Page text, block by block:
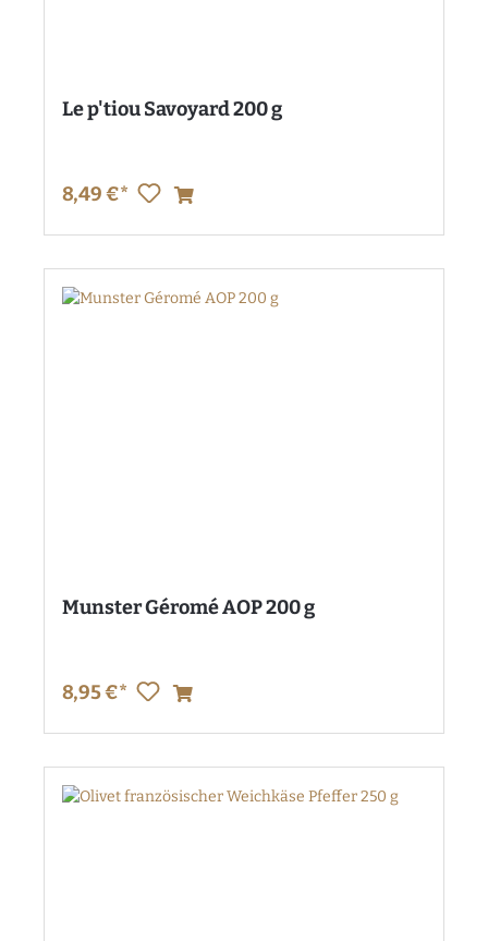
Le p'tiou Savoyard 200 g
8,49 €*
Munster Géromé AOP 200 g
8,95 €*